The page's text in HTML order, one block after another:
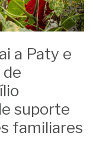
a Paty e
suporte
familiares